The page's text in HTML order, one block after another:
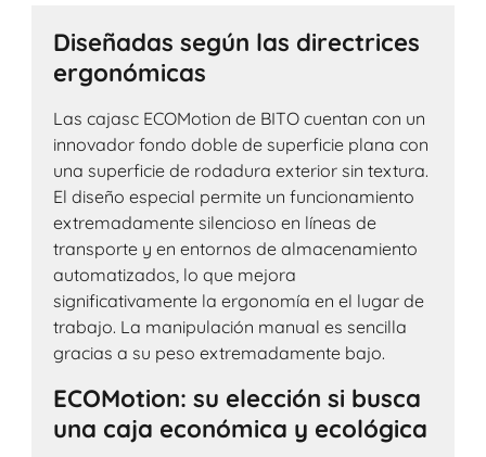
Diseñadas según las directrices
ergonómicas
Las cajasc ECOMotion de BITO cuentan con un
innovador fondo doble de superficie plana con
una superficie de rodadura exterior sin textura.
El diseño especial permite un funcionamiento
extremadamente silencioso en líneas de
transporte y en entornos de almacenamiento
automatizados, lo que mejora
significativamente la ergonomía en el lugar de
trabajo. La manipulación manual es sencilla
gracias a su peso extremadamente bajo.
ECOMotion: su elección si busca
una caja económica y ecológica